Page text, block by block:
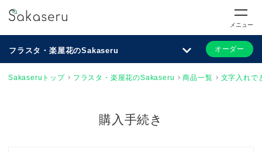
メニュー
フラスタ・楽屋花のSakaseru オーダー
Sakaseruトップ フラスタ・楽屋花のSakaseru 商品一覧 文字入れで
購入手続き